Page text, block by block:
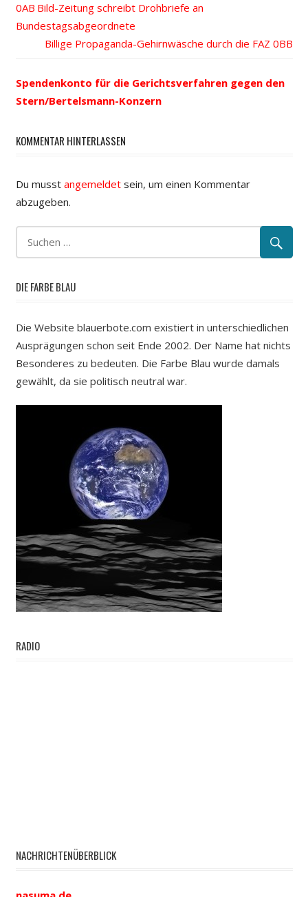
Beitrags-
Navigation
Vorheriger
Beitrag:
Bild-Zeitung schreibt Drohbriefe an
Bundestagsabgeordnete
Nächster
Billige Propaganda-Gehirnwäsche durch die FAZ
Spendenkonto für die Gerichtsverfahren gegen den
Stern/Bertelsmann-Konzern
KOMMENTAR HINTERLASSEN
Du musst angemeldetsein, um einen Kommentar
abzugeben.
DIE FARBE BLAU
Die Website blauerbote.com existiert in unterschiedlichen
Ausprägungen schon seit Ende 2002. Der Name hat nichts
Besonderes zu bedeuten. Die Farbe Blau wurde damals
gewählt, da sie politisch neutral war.
RADIO
NACHRICHTENÜBERBLICK